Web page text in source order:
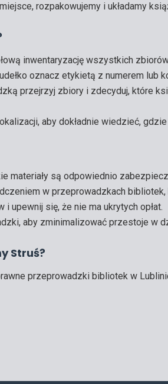
rozpakowujemy i układamy
inwentaryzację wszystkich
oznacz etykietą z numerem lub
przejrzyj zbiory i zdecyduj, które
aby dokładnie wiedzieć,
materiały są odpowiednio
w przeprowadzkach
upewnij się, że nie ma ukrytych opłat.
aby zminimalizować przestoje w
Struś?
przeprowadzki bibliotek w